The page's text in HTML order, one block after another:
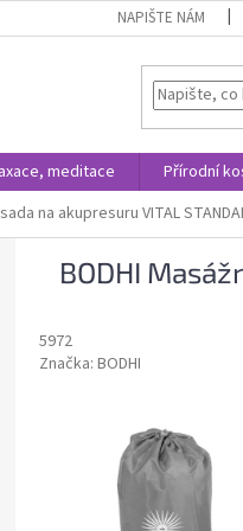
NAPIŠTE NÁM
meditace Přírodní
na akupresuru VITAL
BODHI
5972
Značka: BODHI